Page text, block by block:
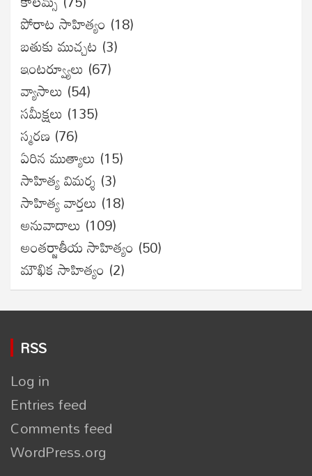
పోరాట సాహిత్యం (18)
బతుకు ముచ్చట (3)
ఇంటర్వ్యూలు (67)
వ్యాసాలు (54)
సమీక్షలు (135)
స్మరణ (76)
ఏరిన ముత్యాలు (15)
సాహిత్య విమర్శ (3)
సాహిత్య వార్తలు (18)
అనువాదాలు (109)
అంతర్జాతీయ సాహిత్యం (50)
మౌఖిక సాహిత్యం (2)
RSS
Log in
Entries feed
Comments feed
WordPress.org